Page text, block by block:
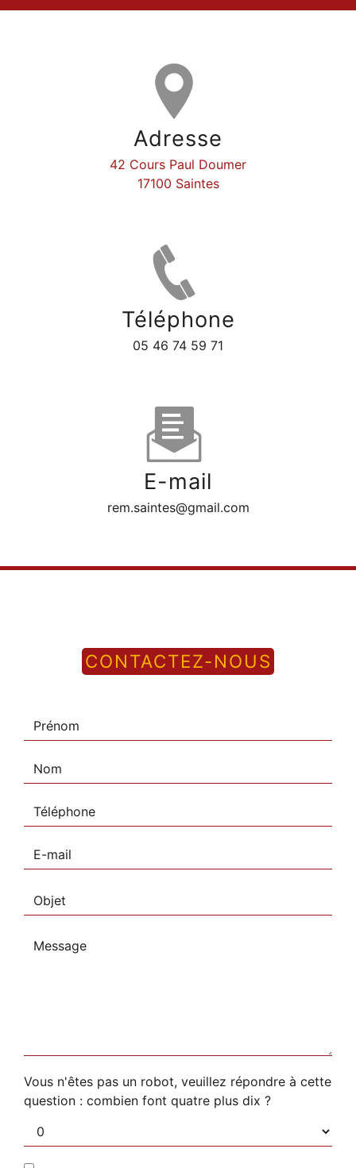
Adresse
42 Cours Paul Doumer
17100 Saintes
Téléphone
05 46 74 59 71
E-mail
rem.saintes@gmail.com
CONTACTEZ-NOUS
Vous n'êtes pas un robot, veuillez répondre à cette
question : combien font quatre plus dix ?